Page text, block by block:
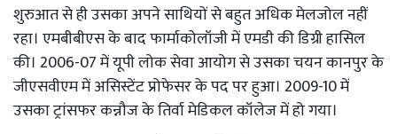
शुरुआत से ही उसका अपने साथियों से बहुत अधिक मेलजोल नहीं
रहा। एमबीबीएस के बाद फार्माकोलॉजी में एमडी की डिग्री हासिल
की। 2006-07 में यूपी लोक सेवा आयोग से उसका चयन कानपुर के
जीएसवीएम में असिस्टेंट प्रोफेसर के पद पर हुआ। 2009-10 में
उसका ट्रांसफर कन्नौज के तिर्वा मेडिकल कॉलेज में हो गया।